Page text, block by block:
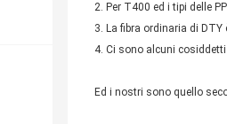
2. Per T400 ed i tipi delle
3. La fibra ordinaria di
4. Ci sono alcuni
Ed i nostri sono quello